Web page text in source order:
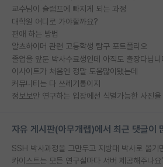
교수님이 슬럼프에 빠지게 되는 과정
대학원 어디로 가야할까요?
편애 하는 방법
알츠하이머 관련 고등학생 탐구 포트폴리오
졸업을 앞둔 박사수료생인데 아직도 출장다닙니
이사이트가 처음엔 정말 도움많이됐는데
커뮤니티는 다 쓰레기통이지
자유 게시판(아무개랩)에서 최근 댓글이
카이스트는 모든 연구실마다 서버 제공해주나요